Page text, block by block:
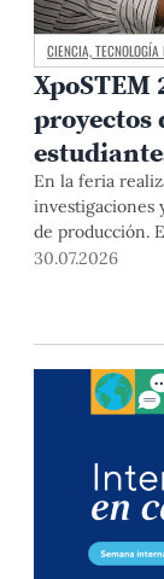
CIENCIA,
XpoSTEM
proyectos
PUCP
En la feria
investigaciones
de producción.
adquirido en las
30.07.2026